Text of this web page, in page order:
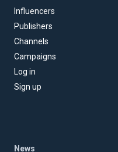
Influencers
Publishers
Channels
Campaigns
Log in
Sign up
News